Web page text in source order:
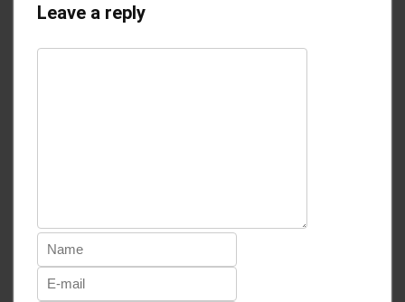
Leave a reply